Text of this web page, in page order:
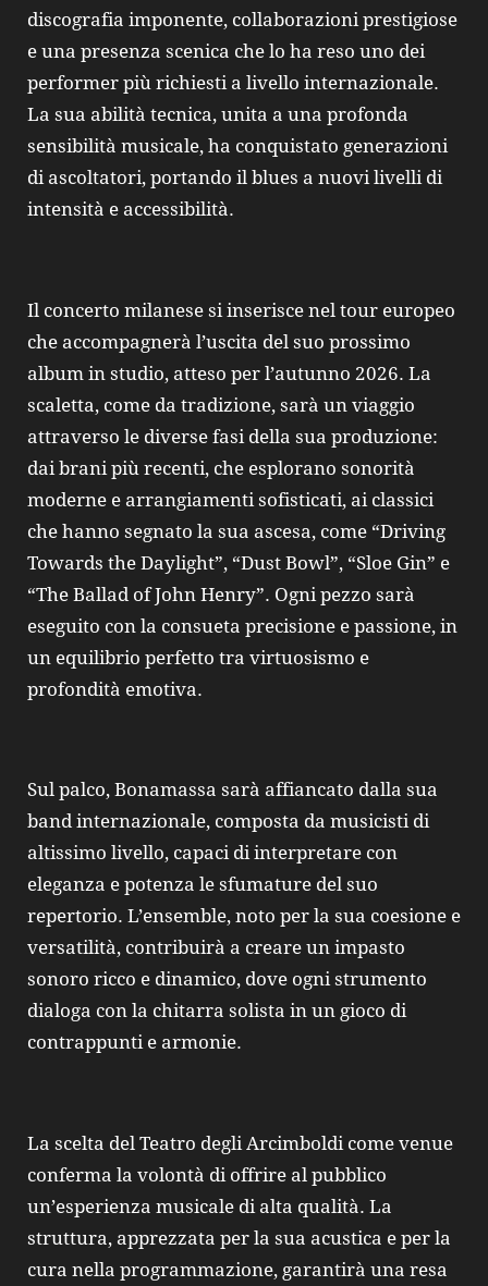
discografia imponente, collaborazioni prestigiose
e una presenza scenica che lo ha reso uno dei
performer più richiesti a livello internazionale.
La sua abilità tecnica, unita a una profonda
sensibilità musicale, ha conquistato generazioni
di ascoltatori, portando il blues a nuovi livelli di
intensità e accessibilità.
Il concerto milanese si inserisce nel tour europeo
che accompagnerà l’uscita del suo prossimo
album in studio, atteso per l’autunno 2026. La
scaletta, come da tradizione, sarà un viaggio
attraverso le diverse fasi della sua produzione:
dai brani più recenti, che esplorano sonorità
moderne e arrangiamenti sofisticati, ai classici
che hanno segnato la sua ascesa, come “Driving
Towards the Daylight”, “Dust Bowl”, “Sloe Gin” e
“The Ballad of John Henry”. Ogni pezzo sarà
eseguito con la consueta precisione e passione, in
un equilibrio perfetto tra virtuosismo e
profondità emotiva.
Sul palco, Bonamassa sarà affiancato dalla sua
band internazionale, composta da musicisti di
altissimo livello, capaci di interpretare con
eleganza e potenza le sfumature del suo
repertorio. L’ensemble, noto per la sua coesione e
versatilità, contribuirà a creare un impasto
sonoro ricco e dinamico, dove ogni strumento
dialoga con la chitarra solista in un gioco di
contrappunti e armonie.
La scelta del Teatro degli Arcimboldi come venue
conferma la volontà di offrire al pubblico
un’esperienza musicale di alta qualità. La
struttura, apprezzata per la sua acustica e per la
cura nella programmazione, garantirà una resa